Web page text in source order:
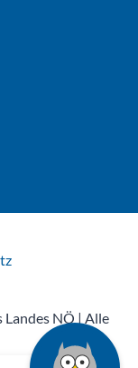
auf Instagram
der eNu
NÖ | Alle